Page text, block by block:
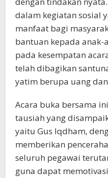
dalam kegiatan sosial
manfaat bagi
bantuan kepada
pada kesempatan
telah dibagikan
yatim berupa uang
Acara buka bersama
tausiah yang
yaitu Gus Iqdham,
memberikan
seluruh pegawai
guna dapat